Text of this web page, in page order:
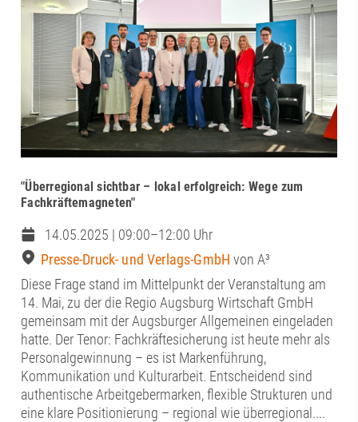
"Überregional sichtbar – lokal erfolgreich: Wege zum
Fachkräftemagneten"
14.05.2025 | 09:00–12:00 Uhr
Presse-Druck- und Verlags-GmbH von A³
Diese Frage stand im Mittelpunkt der Veranstaltung am
14. Mai, zu der die Regio Augsburg Wirtschaft GmbH
gemeinsam mit der Augsburger Allgemeinen eingeladen
hatte. Der Tenor: Fachkräftesicherung ist heute mehr als
Personalgewinnung – es ist Markenführung,
Kommunikation und Kulturarbeit. Entscheidend sind
authentische Arbeitgebermarken, flexible Strukturen und
eine klare Positionierung – regional wie überregional....